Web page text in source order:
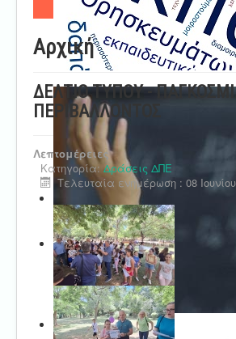
Αρχική
ΔΕΛΤΙΟ ΤΥΠΟΥ -
ΠΕΡΙΒΑΛΛΟΝΤΟΣ
Λεπτομέρειες
Κατηγορία: Δράσεις ΔΠΕ
Τελευταία ενημέρωση : 08